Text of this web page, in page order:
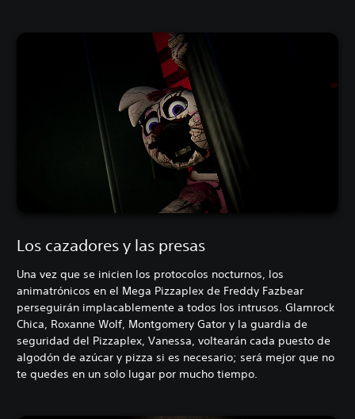
Los cazadores y las presas
Una vez que se inicien los protocolos nocturnos, los
animatrónicos en el Mega Pizzaplex de Freddy Fazbear
perseguirán implacablemente a todos los intrusos. Glamrock
Chica, Roxanne Wolf, Montgomery Gator y la guardia de
seguridad del Pizzaplex, Vanessa, voltearán cada puesto de
algodón de azúcar y pizza si es necesario; será mejor que no
te quedes en un solo lugar por mucho tiempo.